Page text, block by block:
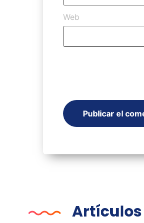
Web